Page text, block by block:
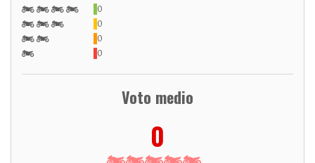
0
0
0
0
Voto medio
0